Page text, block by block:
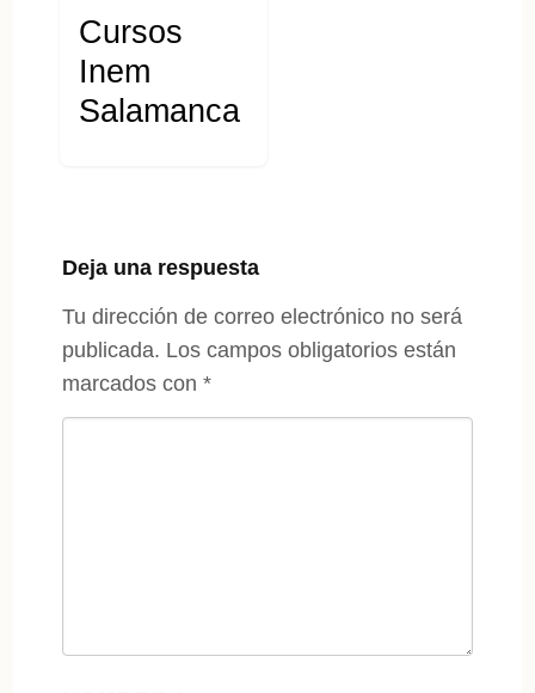
Cursos
Inem
Salamanca
Deja una respuesta
Tu dirección de correo electrónico no será
publicada. Los campos obligatorios están
marcados con *